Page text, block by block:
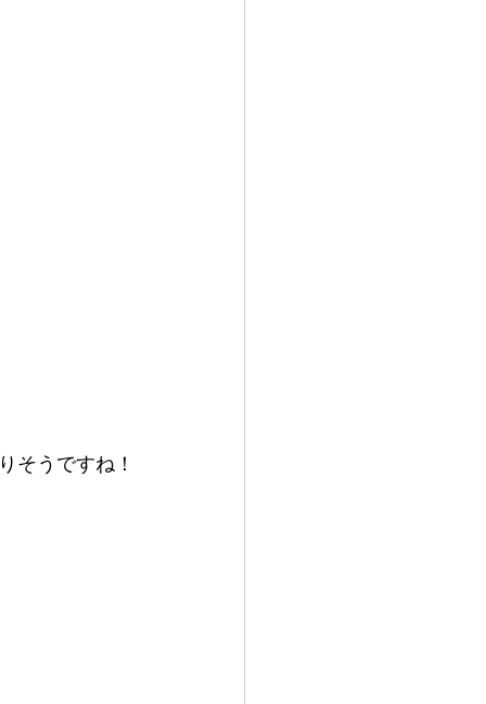
そうですね！